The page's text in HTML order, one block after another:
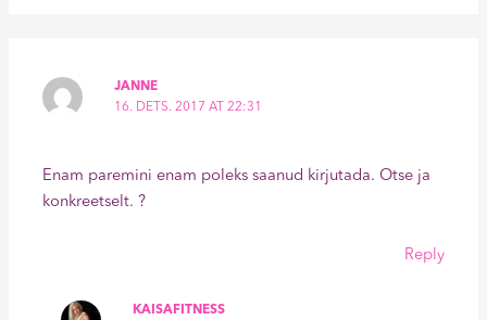
JANNE
16. DETS. 2017 AT 22:31
Enam paremini enam poleks saanud kirjutada. Otse ja
konkreetselt. ?
Reply
KAISAFITNESS